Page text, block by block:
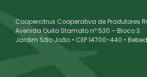
Coopercitrus Cooperativa de Produtores
Avenida Quito Stamato nº 530 – Bloco 3
Jardim São João • CEP 14700-440 •